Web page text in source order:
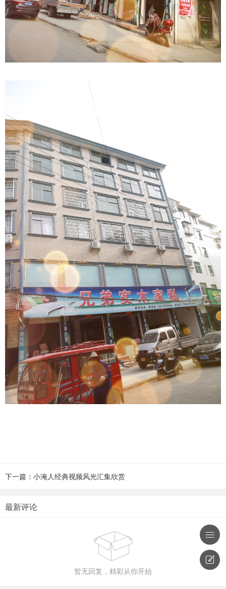
下一篇：小淹人经典视频风光汇集欣赏
最新评论

暂无回复，精彩从你开始

